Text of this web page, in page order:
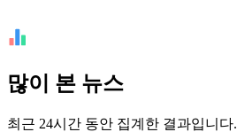
많이 본 뉴스
최근 24시간 동안 집계한 결과입니다.